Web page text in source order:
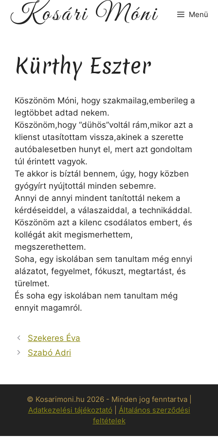
Kilépés
Kosári Móni Menü
Kürthy Eszter
Köszönöm Móni, hogy szakmailag,emberileg a
legtöbbet adtad nekem.
Köszönöm,hogy “dühös”voltál rám,mikor azt a
klienst utasítottam vissza,akinek a szerette
autóbalesetben hunyt el, mert azt gondoltam
túl érintett vagyok.
Te akkor is bíztál bennem, úgy, hogy közben
gyógyírt nyújtottál minden sebemre.
Annyi de annyi mindent tanítottál nekem a
kérdéseiddel, a válaszaiddal, a technikáddal.
Köszönöm azt a kilenc csodálatos embert, és
kollégát akit megismerhettem,
megszerethettem.
Soha, egy iskolában sem tanultam még ennyi
alázatot, fegyelmet, fókuszt, megtartást, és
türelmet.
És soha egy iskolában nem tanultam még
ennyit magamról.
Szekeres Éva
Szabó Adri
© Kosarimoni.hu 2026 - Minden jog fenntartva |
Adatkezelési tájékoztató
Általános szerződési
feltételek